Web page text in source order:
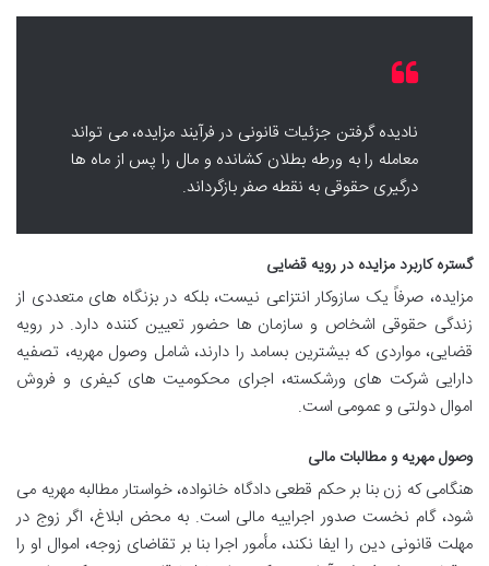
نادیده گرفتن جزئیات قانونی در فرآیند مزایده، می تواند
معامله را به ورطه بطلان کشانده و مال را پس از ماه ها
درگیری حقوقی به نقطه صفر بازگرداند.
گستره کاربرد مزایده در رویه قضایی
مزایده، صرفاً یک سازوکار انتزاعی نیست، بلکه در بزنگاه های متعددی از
زندگی حقوقی اشخاص و سازمان ها حضور تعیین کننده دارد. در رویه
قضایی، مواردی که بیشترین بسامد را دارند، شامل وصول مهریه، تصفیه
دارایی شرکت های ورشکسته، اجرای محکومیت های کیفری و فروش
اموال دولتی و عمومی است.
وصول مهریه و مطالبات مالی
هنگامی که زن بنا بر حکم قطعی دادگاه خانواده، خواستار مطالبه مهریه می
شود، گام نخست صدور اجراییه مالی است. به محض ابلاغ، اگر زوج در
مهلت قانونی دین را ایفا نکند، مأمور اجرا بنا بر تقاضای زوجه، اموال او را